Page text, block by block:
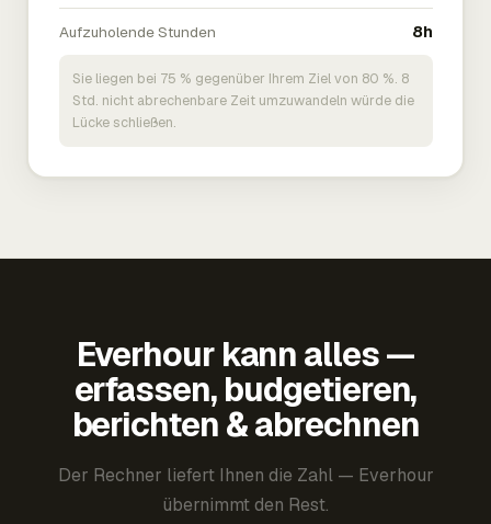
Aufzuholende Stunden 8h
Sie liegen bei 75 % gegenüber Ihrem Ziel von 80 %. 8
Std. nicht abrechenbare Zeit umzuwandeln würde die
Lücke schließen.
Everhour kann alles —
erfassen, budgetieren,
berichten & abrechnen
Der Rechner liefert Ihnen die Zahl — Everhour
übernimmt den Rest.